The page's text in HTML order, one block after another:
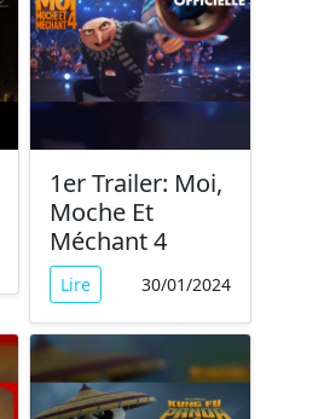
1er Trailer: Moi,
Moche Et
Méchant 4
Lire 30/01/2024